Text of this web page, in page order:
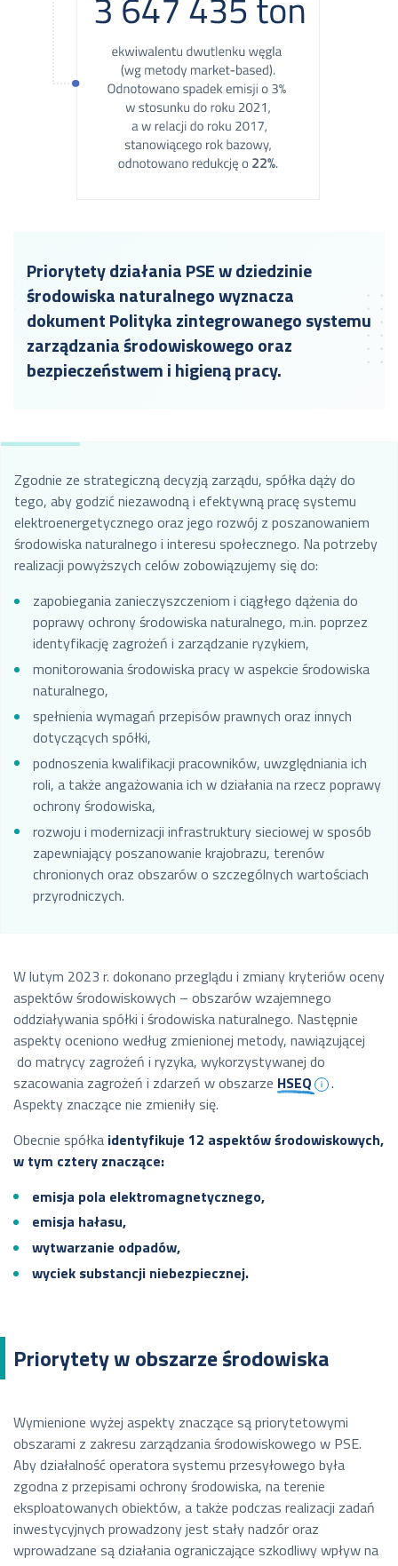
Priorytety działania PSE w dziedzinie
środowiska naturalnego wyznacza
dokument Polityka zintegrowanego systemu
zarządzania środowiskowego oraz
bezpieczeństwem i higieną pracy.
Zgodnie ze strategiczną decyzją zarządu, spółka dąży do
tego, aby godzić niezawodną i efektywną pracę systemu
elektroenergetycznego oraz jego rozwój z poszanowaniem
środowiska naturalnego i interesu społecznego. Na potrzeby
realizacji powyższych celów zobowiązujemy się do:
zapobiegania zanieczyszczeniom i ciągłego dążenia do
poprawy ochrony środowiska naturalnego, m.in. poprzez
identyfikację zagrożeń i zarządzanie ryzykiem,
monitorowania środowiska pracy w aspekcie środowiska
naturalnego,
spełnienia wymagań przepisów prawnych oraz innych
dotyczących spółki,
podnoszenia kwalifikacji pracowników, uwzględniania ich
roli, a także angażowania ich w działania na rzecz poprawy
ochrony środowiska,
rozwoju i modernizacji infrastruktury sieciowej w sposób
zapewniający poszanowanie krajobrazu, terenów
chronionych oraz obszarów o szczególnych wartościach
przyrodniczych.
W lutym 2023 r. dokonano przeglądu i zmiany kryteriów oceny
aspektów środowiskowych – obszarów wzajemnego
oddziaływania spółki i środowiska naturalnego. Następnie
aspekty oceniono według zmienionej metody, nawiązującej
do matrycy zagrożeń i ryzyka, wykorzystywanej do
szacowania zagrożeń i zdarzeń w obszarze HSEQ
.
Aspekty znaczące nie zmieniły się.
Obecnie spółka identyfikuje 12 aspektów środowiskowych,
w tym cztery znaczące:
emisja pola elektromagnetycznego,
emisja hałasu,
wytwarzanie odpadów,
wyciek substancji niebezpiecznej.
Priorytety w obszarze środowiska
Wymienione wyżej aspekty znaczące są priorytetowymi
obszarami z zakresu zarządzania środowiskowego w PSE.
Aby działalność operatora systemu przesyłowego była
zgodna z przepisami ochrony środowiska, na terenie
eksploatowanych obiektów, a także podczas realizacji zadań
inwestycyjnych prowadzony jest stały nadzór oraz
wprowadzane są działania ograniczające szkodliwy wpływ na